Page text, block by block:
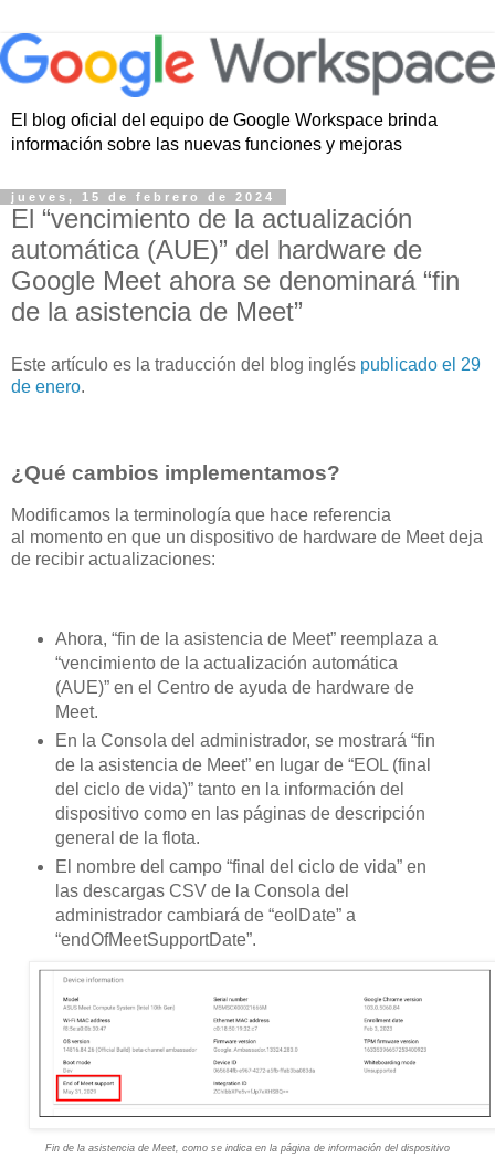
El blog oficial del equipo de Google Workspace brinda
información sobre las nuevas funciones y mejoras
jueves, 15 de febrero de 2024
El “vencimiento de la actualización
automática (AUE)” del hardware de
Google Meet ahora se denominará “fin
de la asistencia de Meet”
Este artículo es la traducción del blog inglés publicado el 29
de enero.
¿Qué cambios implementamos?
Modificamos la terminología que hace referencia
al momento en que un dispositivo de hardware de Meet deja
de recibir actualizaciones:
Ahora, “fin de la asistencia de Meet” reemplaza a
“vencimiento de la actualización automática
(AUE)” en el Centro de ayuda de hardware de
Meet.
En la Consola del administrador, se mostrará “fin
de la asistencia de Meet” en lugar de “EOL (final
del ciclo de vida)” tanto en la información del
dispositivo como en las páginas de descripción
general de la flota.
El nombre del campo “final del ciclo de vida” en
las descargas CSV de la Consola del
administrador cambiará de “eolDate” a
“endOfMeetSupportDate”.
Fin de la asistencia de Meet, como se indica en la página de información del dispositivo